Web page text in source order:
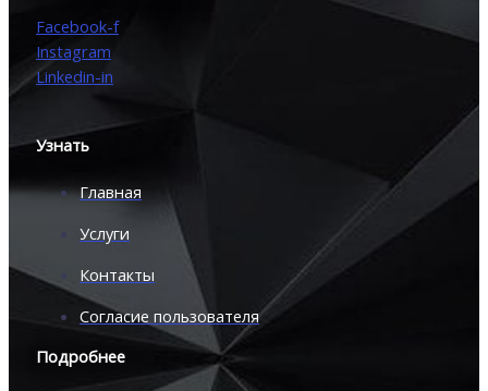
Facebook-f
Instagram
Linkedin-in
Узнать
Главная
Услуги
Контакты
Согласие пользователя
Подробнее